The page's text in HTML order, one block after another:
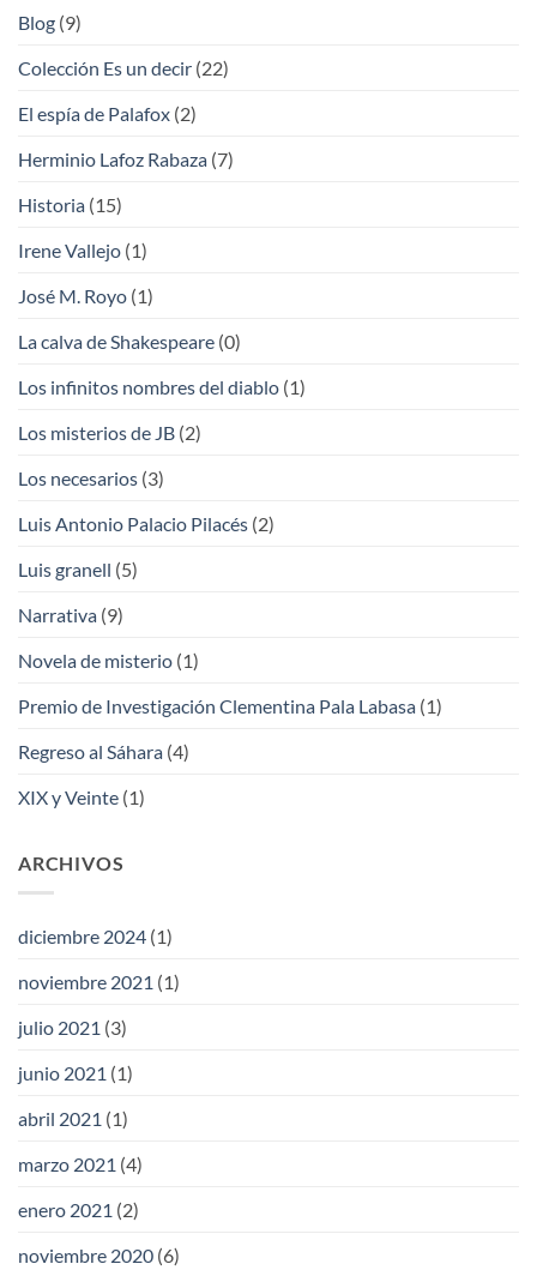
Blog (9)
Colección Es un decir (22)
El espía de Palafox (2)
Herminio Lafoz Rabaza (7)
Historia (15)
Irene Vallejo (1)
José M. Royo (1)
La calva de Shakespeare (0)
Los infinitos nombres del diablo (1)
Los misterios de JB (2)
Los necesarios (3)
Luis Antonio Palacio Pilacés (2)
Luis granell (5)
Narrativa (9)
Novela de misterio (1)
Premio de Investigación Clementina Pala Labasa (1)
Regreso al Sáhara (4)
XIX y Veinte (1)
ARCHIVOS
diciembre 2024 (1)
noviembre 2021 (1)
julio 2021 (3)
junio 2021 (1)
abril 2021 (1)
marzo 2021 (4)
enero 2021 (2)
noviembre 2020 (6)